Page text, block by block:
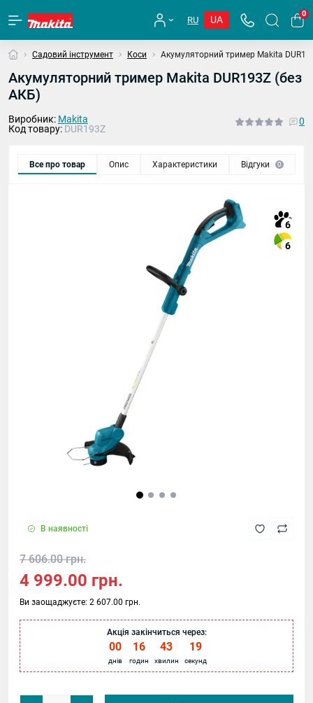
RU UA
0
Садовий інструмент Коси Акумуляторний тример Makita
Акумуляторний тример Makita DUR193Z (без
АКБ)
Виробник: Makita
Код товару: DUR193Z
0
Все про товар Опис Характеристики Відгуки 0
6
6
В наявності
7 606.00 грн.
4 999.00 грн.
Ви заощаджуєте: 2 607.00 грн.
Акція закінчиться через:
00
днів
16
годин
43
хвилин
19
секунд